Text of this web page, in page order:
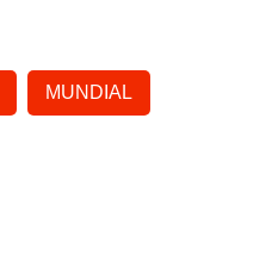
MUNDIAL